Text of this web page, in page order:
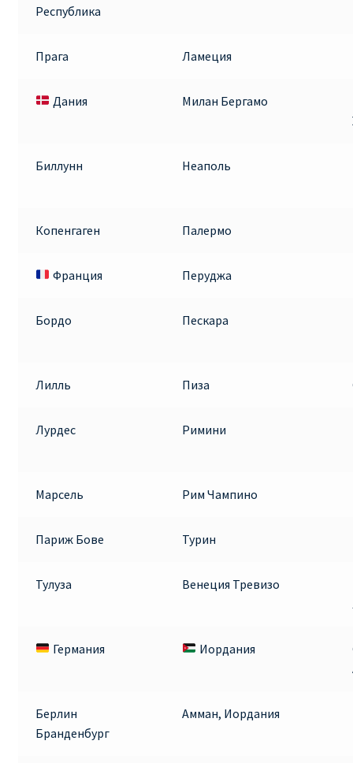
Республика
Прага Ламеция
Дания Милан Бергамо
Биллунн Неаполь
Копенгаген Палермо
Франция Перуджа
Бордо Пескара
Лилль Пиза
Лурдес Римини
Марсель Рим Чампино
Париж Бове Турин
Тулуза Венеция Тревизо
Германия Иордания
Берлин
Бранденбург
Амман, Иордания